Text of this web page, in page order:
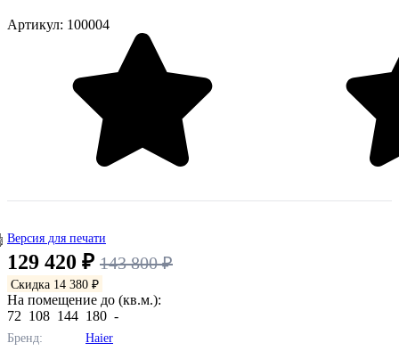
Артикул: 100004
Версия для печати
129 420 ₽ 143 800 ₽
Скидка 14 380 ₽
На помещение до (кв.м.):
72 108 144 180 -
Бренд:
Haier